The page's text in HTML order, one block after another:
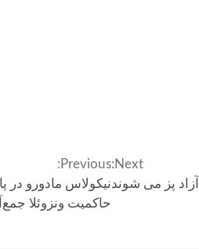
Previous:
حاکمیت ونزوئلا
Next: